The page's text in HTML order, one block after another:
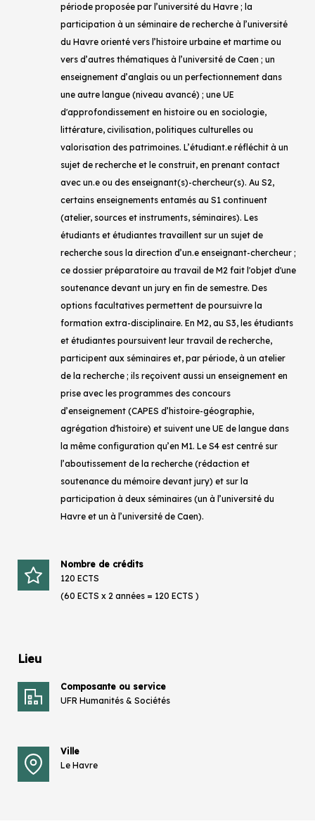
période proposée par l’université du Havre ; la
participation à un séminaire de recherche à l’université
du Havre orienté vers l’histoire urbaine et martime ou
vers d’autres thématiques à l’université de Caen ; un
enseignement d’anglais ou un perfectionnement dans
une autre langue (niveau avancé) ; une UE
d'approfondissement en histoire ou en sociologie,
littérature, civilisation, politiques culturelles ou
valorisation des patrimoines. L’étudiant.e réfléchit à un
sujet de recherche et le construit, en prenant contact
avec un.e ou des enseignant(s)-chercheur(s). Au S2,
certains enseignements entamés au S1 continuent
(atelier, sources et instruments, séminaires). Les
étudiants et étudiantes travaillent sur un sujet de
recherche sous la direction d’un.e enseignant-chercheur ;
ce dossier préparatoire au travail de M2 fait l'objet d'une
soutenance devant un jury en fin de semestre. Des
options facultatives permettent de poursuivre la
formation extra-disciplinaire. En M2, au S3, les étudiants
et étudiantes poursuivent leur travail de recherche,
participent aux séminaires et, par période, à un atelier
de la recherche ; ils reçoivent aussi un enseignement en
prise avec les programmes des concours
d’enseignement (CAPES d’histoire-géographie,
agrégation d'histoire) et suivent une UE de langue dans
la même configuration qu’en M1. Le S4 est centré sur
l’aboutissement de la recherche (rédaction et
soutenance du mémoire devant jury) et sur la
participation à deux séminaires (un à l’université du
Havre et un à l’université de Caen).
Nombre de crédits
120 ECTS
(60 ECTS x 2 années = 120 ECTS )
Lieu
Composante ou service
UFR Humanités & Sociétés
Ville
Le Havre